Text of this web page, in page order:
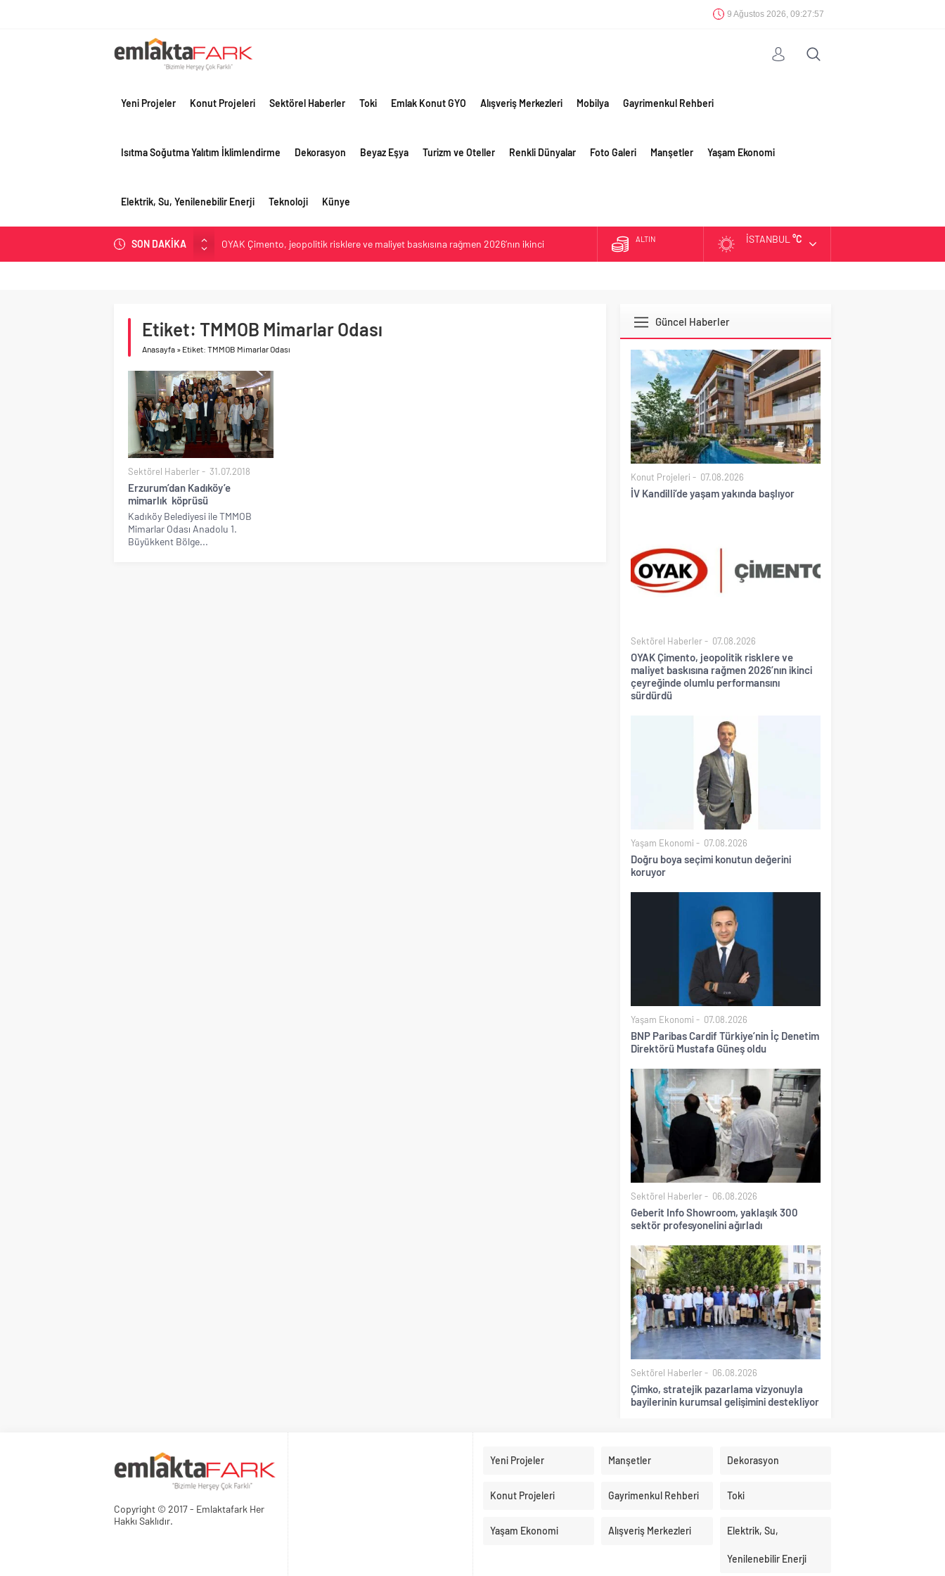
9 Ağustos 2026, 09:27:57
Yeni Projeler Konut Projeleri Sektörel Haberler Toki Emlak Konut GYO Alışveriş Merkezleri Mobilya Gayrimenkul Rehberi
Isıtma Soğutma Yalıtım İklimlendirme Dekorasyon Beyaz Eşya Turizm ve Oteller Renkli Dünyalar Foto Galeri Manşetler Yaşam Ekonomi
Elektrik, Su, Yenilenebilir Enerji Teknoloji Künye
SON DAKİKA
OYAK Çimento, jeopolitik risklere ve maliyet baskısına rağmen 2026’nın ikinci
Birleşik Arap Emirlikleri’nin ilk yüksek hızlı demiryolu projesine Kalyon İnşaat imzası
ALTIN İSTANBUL °C
Etiket: TMMOB Mimarlar Odası
Anasayfa » Etiket: TMMOB Mimarlar Odası
Sektörel Haberler 31.07.2018
Erzurum’dan Kadıköy’e
mimarlık köprüsü
Kadıköy Belediyesi ile TMMOB
Mimarlar Odası Anadolu 1.
Büyükkent Bölge...
Güncel Haberler
Konut Projeleri 07.08.2026
İV Kandilli’de yaşam yakında başlıyor
Sektörel Haberler 07.08.2026
OYAK Çimento, jeopolitik risklere ve
maliyet baskısına rağmen 2026’nın ikinci
çeyreğinde olumlu performansını
sürdürdü
Yaşam Ekonomi 07.08.2026
Doğru boya seçimi konutun değerini
koruyor
Yaşam Ekonomi 07.08.2026
BNP Paribas Cardif Türkiye’nin İç Denetim
Direktörü Mustafa Güneş oldu
Sektörel Haberler 06.08.2026
Geberit Info Showroom, yaklaşık 300
sektör profesyonelini ağırladı
Sektörel Haberler 06.08.2026
Çimko, stratejik pazarlama vizyonuyla
bayilerinin kurumsal gelişimini destekliyor
Copyright © 2017 - Emlaktafark Her
Hakkı Saklıdır.
Yeni Projeler Manşetler Dekorasyon
Konut Projeleri Gayrimenkul Rehberi Toki
Yaşam Ekonomi Alışveriş Merkezleri Elektrik, Su,
Yenilenebilir Enerji